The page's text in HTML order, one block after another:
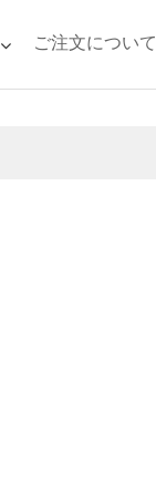
ご注文について